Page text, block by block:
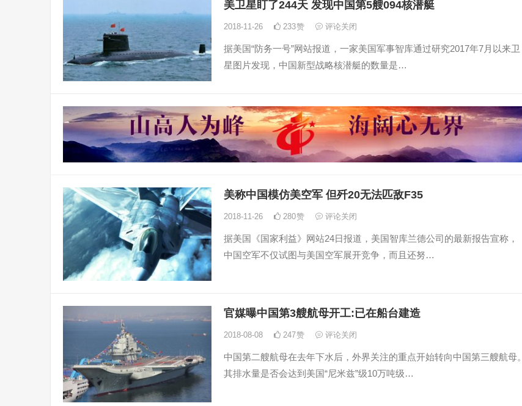
美卫星盯了244天 发现中国第5艘094核潜艇
2018-11-26 233赞 评论关闭
据美国“防务一号”网站报道，一家美国军事智库通过研究2017年7月以来卫
星图片发现，中国新型战略核潜艇的数量是…
美称中国模仿美空军 但歼20无法匹敌F35
2018-11-26 280赞 评论关闭
据美国《国家利益》网站24日报道，美国智库兰德公司的最新报告宣称，
中国空军不仅试图与美国空军展开竞争，而且还努…
官媒曝中国第3艘航母开工:已在船台建造
2018-08-08 247赞 评论关闭
中国第二艘航母在去年下水后，外界关注的重点开始转向中国第三艘航母。
其排水量是否会达到美国“尼米兹”级10万吨级…